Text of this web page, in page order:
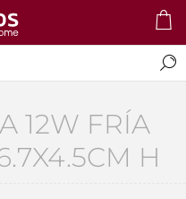
12W FRÍA
H